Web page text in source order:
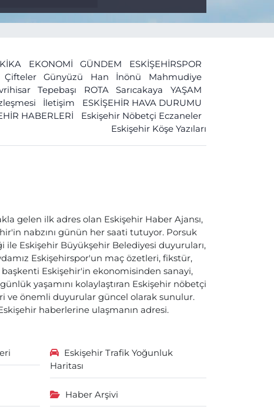
EKONOMİ GÜNDEM
ESKİŞEHİRSPOR
Çifteler Günyüzü Han İnönü
Mahmudiye
Tepebaşı ROTA Sarıcakaya
YAŞAM
İletişim
ESKİŞEHİR HAVA DURUMU
HABERLERİ
Eskişehir Nöbetçi Eczaneler
Eskişehir Köşe Yazıları
gelen ilk adres olan Eskişehir Haber Ajansı,
nabzını günün her saati tutuyor. Porsuk
ile Eskişehir Büyükşehir Belediyesi duyuruları,
Eskişehirspor'un maç özetleri, fikstür,
Eskişehir'in ekonomisinden sanayi,
yaşamını kolaylaştıran Eskişehir nöbetçi
ve önemli duyurular güncel olarak sunulur.
haberlerine ulaşmanın adresi.
Eskişehir Trafik Yoğunluk
Haritası
Haber Arşivi